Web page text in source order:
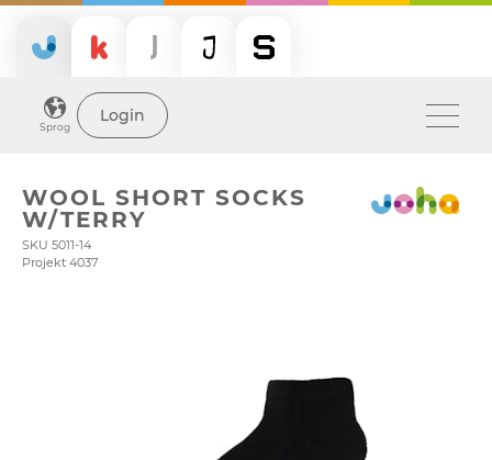
Sprog
Login
WOOL SHORT SOCKS
W/TERRY
SKU 5011-14
Projekt 4037